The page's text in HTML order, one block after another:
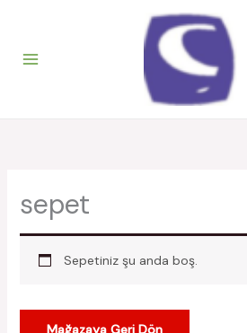
sepet
Sepetiniz şu anda boş.
Mağazaya Geri Dön